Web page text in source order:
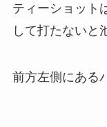
ティーショット
して打たないと
前方左側にある